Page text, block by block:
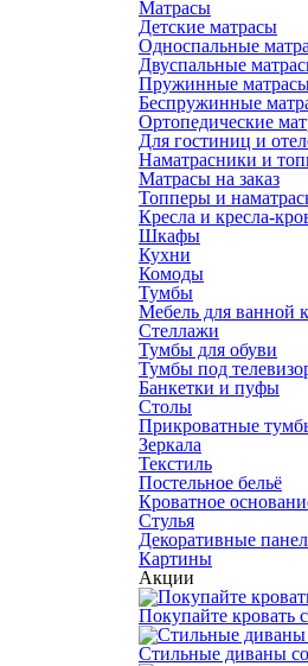
Матрасы
Детские матрасы
Односпальные
Двуспальные
Пружинные
Беспружинные
Ортопедические
Для гостиниц и
Наматрасники и
Матрасы на заказ
Топперы и
Кресла и кресла-
Шкафы
Кухни
Комоды
Тумбы
Мебель для ванной
Стеллажи
Тумбы для обуви
Тумбы под
Банкетки и пуфы
Столы
Прикроватные
Зеркала
Текстиль
Постельное бельё
Кроватное
Стулья
Декоративные
Картины
Акции
Покупайте кровать
Стильные диваны